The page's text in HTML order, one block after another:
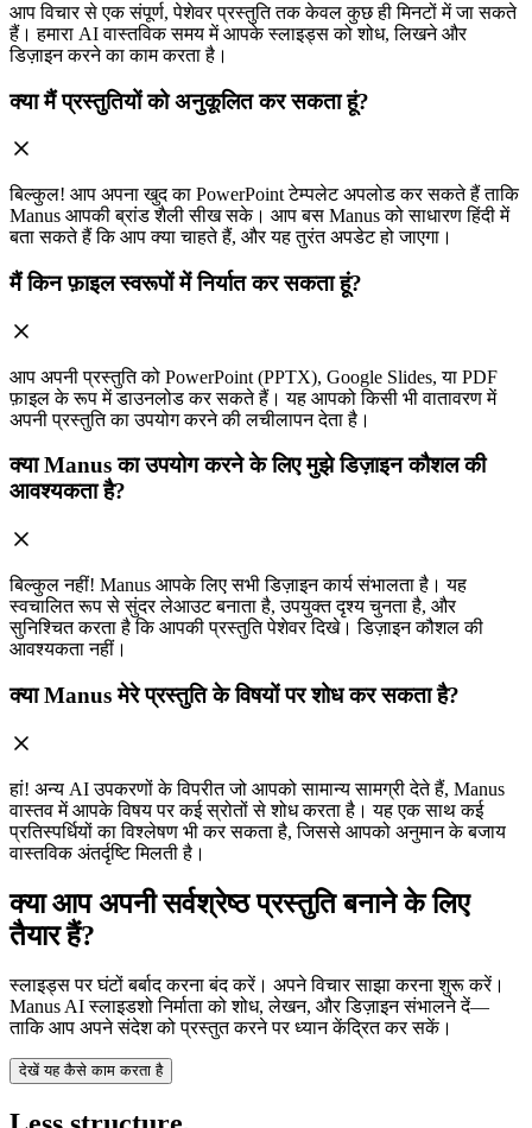
आप विचार से एक संपूर्ण, पेशेवर प्रस्तुति तक केवल कुछ ही मिनटों में जा सकते
हैं। हमारा AI वास्तविक समय में आपके स्लाइड्स को शोध, लिखने और
डिज़ाइन करने का काम करता है।
क्या मैं प्रस्तुतियों को अनुकूलित कर सकता हूं?
बिल्कुल! आप अपना खुद का PowerPoint टेम्पलेट अपलोड कर सकते हैं ताकि
Manus आपकी ब्रांड शैली सीख सके। आप बस Manus को साधारण हिंदी में
बता सकते हैं कि आप क्या चाहते हैं, और यह तुरंत अपडेट हो जाएगा।
मैं किन फ़ाइल स्वरूपों में निर्यात कर सकता हूं?
आप अपनी प्रस्तुति को PowerPoint (PPTX), Google Slides, या PDF
फ़ाइल के रूप में डाउनलोड कर सकते हैं। यह आपको किसी भी वातावरण में
अपनी प्रस्तुति का उपयोग करने की लचीलापन देता है।
क्या Manus का उपयोग करने के लिए मुझे डिज़ाइन कौशल की
आवश्यकता है?
बिल्कुल नहीं! Manus आपके लिए सभी डिज़ाइन कार्य संभालता है। यह
स्वचालित रूप से सुंदर लेआउट बनाता है, उपयुक्त दृश्य चुनता है, और
सुनिश्चित करता है कि आपकी प्रस्तुति पेशेवर दिखे। डिज़ाइन कौशल की
आवश्यकता नहीं।
क्या Manus मेरे प्रस्तुति के विषयों पर शोध कर सकता है?
हां! अन्य AI उपकरणों के विपरीत जो आपको सामान्य सामग्री देते हैं, Manus
वास्तव में आपके विषय पर कई स्रोतों से शोध करता है। यह एक साथ कई
प्रतिस्पर्धियों का विश्लेषण भी कर सकता है, जिससे आपको अनुमान के बजाय
वास्तविक अंतर्दृष्टि मिलती है।
क्या आप अपनी सर्वश्रेष्ठ प्रस्तुति बनाने के लिए
तैयार हैं?
स्लाइड्स पर घंटों बर्बाद करना बंद करें। अपने विचार साझा करना शुरू करें।
Manus AI स्लाइडशो निर्माताको शोध, लेखन, और डिज़ाइन संभालने दें—
ताकि आप अपने संदेश को प्रस्तुत करने पर ध्यान केंद्रित कर सकें।
देखें यह कैसे काम करता है